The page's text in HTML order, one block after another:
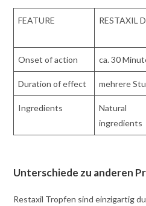
FEATURE RESTAXIL
Onset of action ca. 30
Duration of effect mehrere
Ingredients
Natural
ingredients
Unterschiede zu anderen
Restaxil Tropfen sind einzigartig